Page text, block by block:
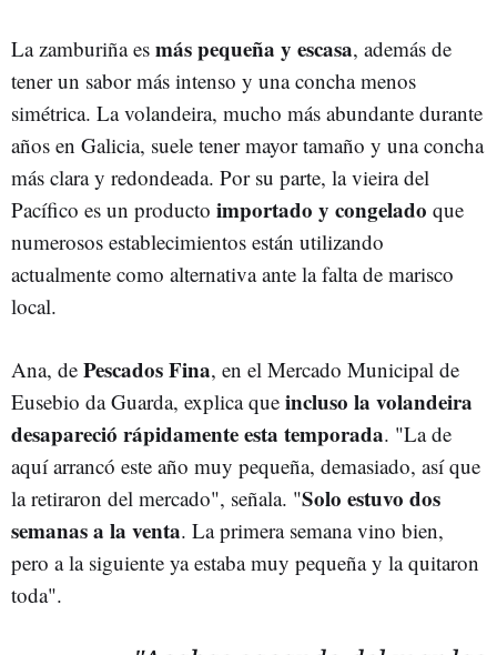
La zamburiña es más pequeña y escasa, además de
tener un sabor más intenso y una concha menos
simétrica. La volandeira, mucho más abundante durante
años en Galicia, suele tener mayor tamaño y una concha
más clara y redondeada. Por su parte, la vieira del
Pacífico es un producto importado y congelado que
numerosos establecimientos están utilizando
actualmente como alternativa ante la falta de marisco
local.
Ana, de Pescados Fina, en el Mercado Municipal de
Eusebio da Guarda, explica que incluso la volandeira
desapareció rápidamente esta temporada. "La de
aquí arrancó este año muy pequeña, demasiado, así que
la retiraron del mercado", señala. "Solo estuvo dos
semanas a la venta. La primera semana vino bien,
pero a la siguiente ya estaba muy pequeña y la quitaron
toda".